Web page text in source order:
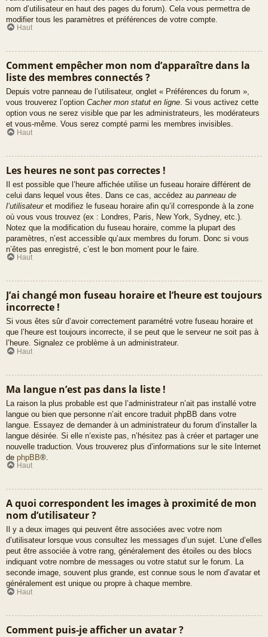
nom d’utilisateur en haut des pages du forum). Cela vous permettra de
modifier tous les paramètres et préférences de votre compte.
Haut
Comment empêcher mon nom d’apparaître dans la
liste des membres connectés ?
Depuis votre panneau de l’utilisateur, onglet « Préférences du forum »,
vous trouverez l’option Cacher mon statut en ligne. Si vous activez cette
option vous ne serez visible que par les administrateurs, les modérateurs
et vous-même. Vous serez compté parmi les membres invisibles.
Haut
Les heures ne sont pas correctes !
Il est possible que l’heure affichée utilise un fuseau horaire différent de
celui dans lequel vous êtes. Dans ce cas, accédez au panneau de
l’utilisateuret modifiez le fuseau horaire afin qu’il corresponde à la zone
où vous vous trouvez (ex : Londres, Paris, New York, Sydney, etc.).
Notez que la modification du fuseau horaire, comme la plupart des
paramètres, n’est accessible qu’aux membres du forum. Donc si vous
n’êtes pas enregistré, c’est le bon moment pour le faire.
Haut
J’ai changé mon fuseau horaire et l’heure est toujours
incorrecte !
Si vous êtes sûr d’avoir correctement paramétré votre fuseau horaire et
que l’heure est toujours incorrecte, il se peut que le serveur ne soit pas à
l’heure. Signalez ce problème à un administrateur.
Haut
Ma langue n’est pas dans la liste !
La raison la plus probable est que l’administrateur n’ait pas installé votre
langue ou bien que personne n’ait encore traduit phpBB dans votre
langue. Essayez de demander à un administrateur du forum d’installer la
langue désirée. Si elle n’existe pas, n’hésitez pas à créer et partager une
nouvelle traduction. Vous trouverez plus d’informations sur le site Internet
de phpBB®.
Haut
A quoi correspondent les images à proximité de mon
nom d’utilisateur ?
Il y a deux images qui peuvent être associées avec votre nom
d’utilisateur lorsque vous consultez les messages d’un sujet. L’une d’elles
peut être associée à votre rang, généralement des étoiles ou des blocs
indiquant votre nombre de messages ou votre statut sur le forum. La
seconde image, souvent plus grande, est connue sous le nom d’avatar et
généralement est unique ou propre à chaque membre.
Haut
Comment puis-je afficher un avatar ?